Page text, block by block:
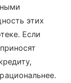
этих
Если